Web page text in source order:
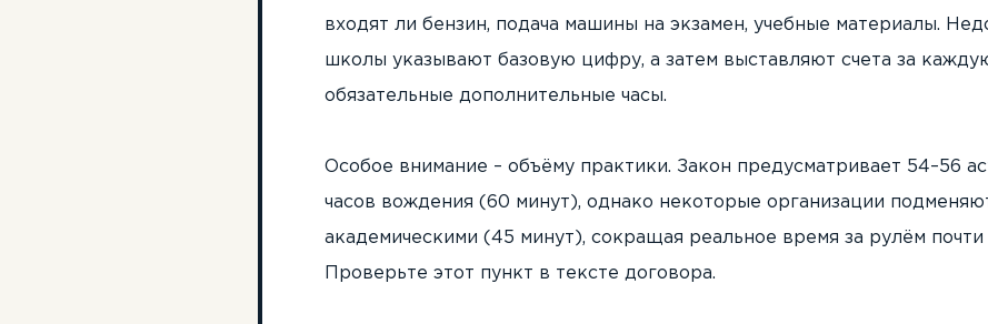
входят ли бензин, подача машины на экзамен, учебные материалы.
школы указывают базовую цифру, а затем выставляют счета за
обязательные дополнительные часы.
Особое внимание – объёму практики. Закон предусматривает 54–56
часов вождения (60 минут), однако некоторые организации
академическими (45 минут), сокращая реальное время за рулём почти
Проверьте этот пункт в тексте договора.